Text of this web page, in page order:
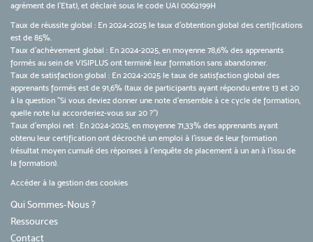
agrément de l’Etat), et déclaré sous le code UAI 0062199H
Taux de réussite global : En 2024-2025 le taux d'obtention global des certifications
est de 85%.
Taux d’achèvement global : En 2024-2025, en moyenne 78,6% des apprenants
formés au sein de VISIPLUS ont terminé leur formation sans abandonner.
Taux de satisfaction global : En 2024-2025 le taux de satisfaction global des
apprenants formés est de 91,6% (taux de participants ayant répondu entre 13 et 20
à la question "Si vous deviez donner une note d’ensemble à ce cycle de formation,
quelle note lui accorderiez-vous sur 20 ?")
Taux d’emploi net : En 2024-2025, en moyenne 71,33% des apprenants ayant
obtenu leur certification ont décroché un emploi à l'issue de leur formation
(résultat moyen cumulé des réponses à l'enquête de placement à un an à l'issu de
la formation).
Accéder à la gestion des cookies
Qui Sommes-Nous ?
Ressources
Contact